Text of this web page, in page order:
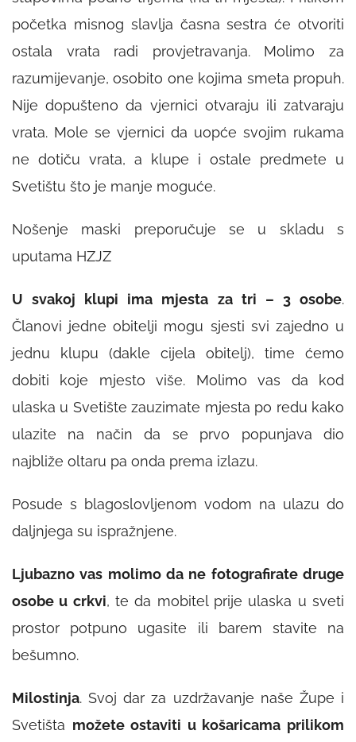
početka misnog slavlja časna sestra će otvoriti
ostala vrata radi provjetravanja. Molimo za
razumijevanje, osobito one kojima smeta propuh.
Nije dopušteno da vjernici otvaraju ili zatvaraju
vrata. Mole se vjernici da uopće svojim rukama
ne dotiču vrata, a klupe i ostale predmete u
Svetištu što je manje moguće.
Nošenje maski preporučuje se u skladu s
uputama HZJZ
U svakoj klupi ima mjesta za tri – 3 osobe.
Članovi jedne obitelji mogu sjesti svi zajedno u
jednu klupu (dakle cijela obitelj), time ćemo
dobiti koje mjesto više. Molimo vas da kod
ulaska u Svetište zauzimate mjesta po redu kako
ulazite na način da se prvo popunjava dio
najbliže oltaru pa onda prema izlazu.
Posude s blagoslovljenom vodom na ulazu do
daljnjega su ispražnjene.
Ljubazno vas molimo da ne fotografirate druge
osobe u crkvi, te da mobitel prije ulaska u sveti
prostor potpuno ugasite ili barem stavite na
bešumno.
Milostinja. Svoj dar za uzdržavanje naše Župe i
Svetišta možete ostaviti u košaricama prilikom